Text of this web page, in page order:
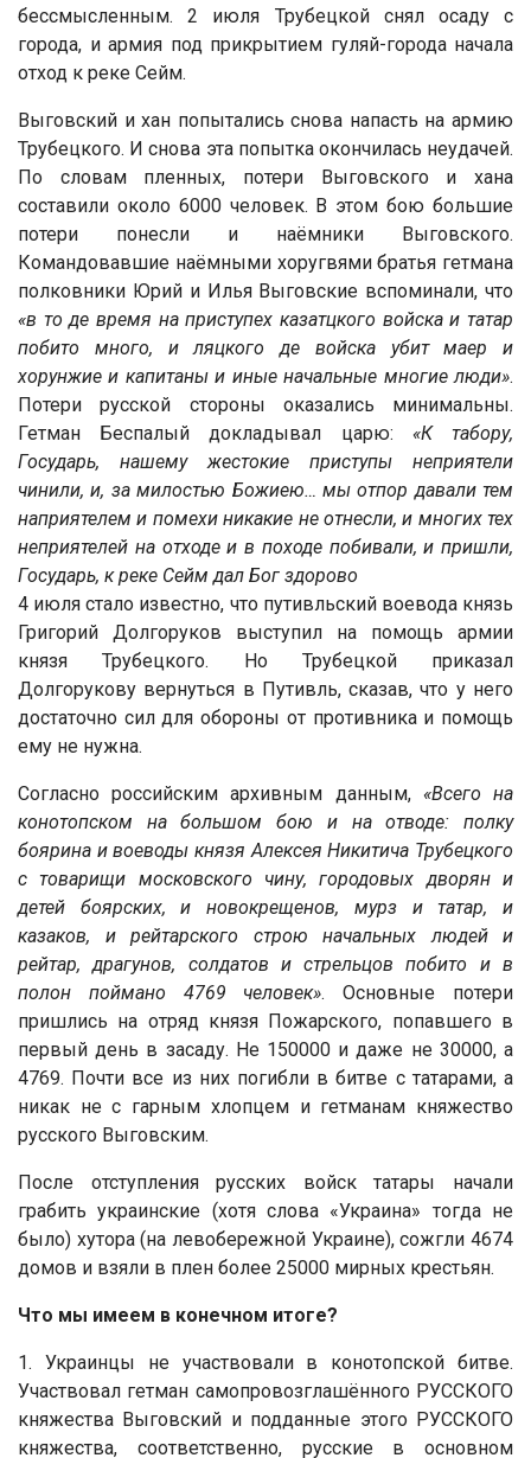
бессмысленным. 2 июля Трубецкой снял осаду с
города, и армия под прикрытием гуляй-города начала
отход к реке Сейм.
Выговский и хан попытались снова напасть на армию
Трубецкого. И снова эта попытка окончилась неудачей.
По словам пленных, потери Выговского и хана
составили около 6000 человек. В этом бою большие
потери понесли и наёмники Выговского.
Командовавшие наёмными хоругвями братья гетмана
полковники Юрий и Илья Выговские вспоминали, что
«в то де время на приступех казатцкого войска и татар
побито много, и ляцкого де войска убит маер и
хорунжие и капитаны и иные начальные многие люди».
Потери русской стороны оказались минимальны.
Гетман Беспалый докладывал царю: «К табору,
Государь, нашему жестокие приступы неприятели
чинили, и, за милостью Божиею… мы отпор давали тем
наприятелем и помехи никакие не отнесли, и многих тех
неприятелей на отходе и в походе побивали, и пришли,
Государь, к реке Сейм дал Бог здорово
4 июля стало известно, что путивльский воевода князь
Григорий Долгоруков выступил на помощь армии
князя Трубецкого. Но Трубецкой приказал
Долгорукову вернуться в Путивль, сказав, что у него
достаточно сил для обороны от противника и помощь
ему не нужна.
Согласно российским архивным данным, «Всего на
конотопском на большом бою и на отводе: полку
боярина и воеводы князя Алексея Никитича Трубецкого
с товарищи московского чину, городовых дворян и
детей боярских, и новокрещенов, мурз и татар, и
казаков, и рейтарского строю начальных людей и
рейтар, драгунов, солдатов и стрельцов побито и в
полон поймано 4769 человек». Основные потери
пришлись на отряд князя Пожарского, попавшего в
первый день в засаду. Не 150000 и даже не 30000, а
4769. Почти все из них погибли в битве с татарами, а
никак не с гарным хлопцем и гетманам княжество
русского Выговским.
После отступления русских войск татары начали
грабить украинские (хотя слова «Украина» тогда не
было) хутора (на левобережной Украине), сожгли 4674
домов и взяли в плен более 25000 мирных крестьян.
Что мы имеем в конечном итоге?
1. Украинцы не участвовали в конотопской битве.
Участвовал гетман самопровозглашённого РУССКОГО
княжества Выговский и подданные этого РУССКОГО
княжества, соответственно, русские в основном